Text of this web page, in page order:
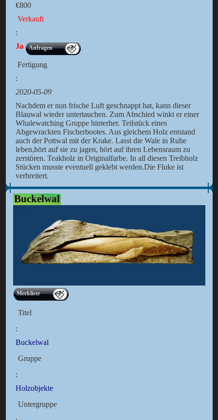
€800
Verkauft
:
Ja
Anfragen
Fertigung
:
2020-05-09
Nachdem er nun frische Luft geschnappt hat, kann dieser
Blauwal wieder untertauchen. Zum Abschied winkt er einer
Whalewatching Gruppe hinterher. Teilstück eines
Abgewrackten Fischerbootes. Aus gleichem Holz entstand
auch der Pottwal mit der Krake. Lasst die Wale in Ruhe
leben,hört auf sie zu jagen, hört auf ihren Lebensraum zu
zerstören. Teakholz in Originalfarbe. In all diesen Treibholz
Stücken musste eventuell geklebt werden.Die Fluke ist
verbreitert.
Buckelwal
Merkliste
Titel
:
Buckelwal
Gruppe
:
Holzobjekte
Untergruppe